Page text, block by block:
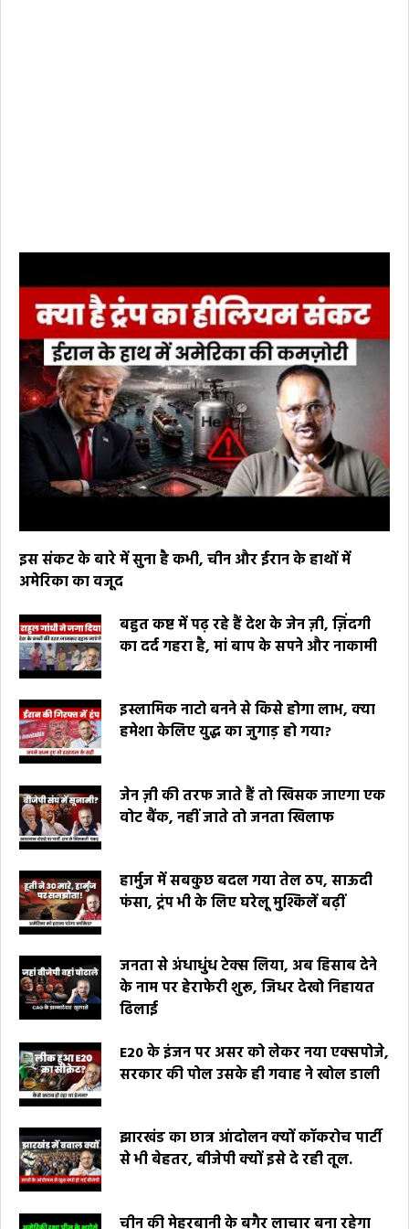
इस संकट के बारे में सुना है कभी, चीन और ईरान के हाथों में
अमेरिका का वजूद
बहुत कष्ट में पढ़ रहे हैं देश के जेन ज़ी, ज़िंदगी
का दर्द गहरा है, मां बाप के सपने और नाकामी
इस्लामिक नाटो बनने से किसे होगा लाभ, क्या
हमेशा केलिए युद्ध का जुगाड़ हो गया?
जेन ज़ी की तरफ जाते हैं तो खिसक जाएगा एक
वोट बैंक, नहीं जाते तो जनता खिलाफ
हार्मुज में सबकुछ बदल गया तेल ठप, साऊदी
फंसा, ट्रंप भी के लिए घरेलू मुश्किलें बढ़ीं
जनता से अंधाधुंध टेक्स लिया, अब हिसाब देने
के नाम पर हेराफेरी शुरू, जिधर देखो निहायत
ढिलाई
E20 के इंजन पर असर को लेकर नया एक्सपोजे,
सरकार की पोल उसके ही गवाह ने खोल डाली
झारखंड का छात्र आंदोलन क्यों कॉकरोच पार्टी
से भी बेहतर, बीजेपी क्यों इसे दे रही तूल.
चीन की मेहरबानी के बगैर लाचार बना रहेगा